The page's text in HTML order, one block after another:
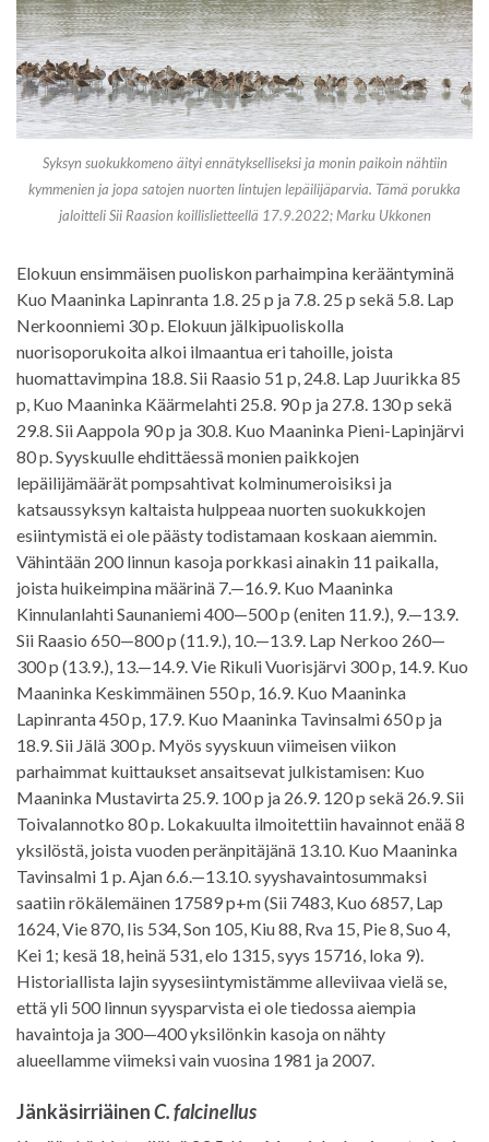
Syksyn suokukkomeno äityi ennätykselliseksi ja monin paikoin nähtiin
kymmenien ja jopa satojen nuorten lintujen lepäilijäparvia. Tämä porukka
jaloitteli Sii Raasion koillislietteellä 17.9.2022; Marku Ukkonen
Elokuun ensimmäisen puoliskon parhaimpina kerääntyminä
Kuo Maaninka Lapinranta 1.8. 25 p ja 7.8. 25 p sekä 5.8. Lap
Nerkoonniemi 30 p. Elokuun jälkipuoliskolla
nuorisoporukoita alkoi ilmaantua eri tahoille, joista
huomattavimpina 18.8. Sii Raasio 51 p, 24.8. Lap Juurikka 85
p, Kuo Maaninka Käärmelahti 25.8. 90 p ja 27.8. 130 p sekä
29.8. Sii Aappola 90 p ja 30.8. Kuo Maaninka Pieni-Lapinjärvi
80 p. Syyskuulle ehdittäessä monien paikkojen
lepäilijämäärät pompsahtivat kolminumeroisiksi ja
katsaussyksyn kaltaista hulppeaa nuorten suokukkojen
esiintymistä ei ole päästy todistamaan koskaan aiemmin.
Vähintään 200 linnun kasoja porkkasi ainakin 11 paikalla,
joista huikeimpina määrinä 7.—16.9. Kuo Maaninka
Kinnulanlahti Saunaniemi 400—500 p (eniten 11.9.), 9.—13.9.
Sii Raasio 650—800 p (11.9.), 10.—13.9. Lap Nerkoo 260—
300 p (13.9.), 13.—14.9. Vie Rikuli Vuorisjärvi 300 p, 14.9. Kuo
Maaninka Keskimmäinen 550 p, 16.9. Kuo Maaninka
Lapinranta 450 p, 17.9. Kuo Maaninka Tavinsalmi 650 p ja
18.9. Sii Jälä 300 p. Myös syyskuun viimeisen viikon
parhaimmat kuittaukset ansaitsevat julkistamisen: Kuo
Maaninka Mustavirta 25.9. 100 p ja 26.9. 120 p sekä 26.9. Sii
Toivalannotko 80 p. Lokakuulta ilmoitettiin havainnot enää 8
yksilöstä, joista vuoden peränpitäjänä 13.10. Kuo Maaninka
Tavinsalmi 1 p. Ajan 6.6.—13.10. syyshavaintosummaksi
saatiin rökälemäinen 17589 p+m (Sii 7483, Kuo 6857, Lap
1624, Vie 870, Iis 534, Son 105, Kiu 88, Rva 15, Pie 8, Suo 4,
Kei 1; kesä 18, heinä 531, elo 1315, syys 15716, loka 9).
Historiallista lajin syysesiintymistämme alleviivaa vielä se,
että yli 500 linnun syysparvista ei ole tiedossa aiempia
havaintoja ja 300—400 yksilönkin kasoja on nähty
alueellamme viimeksi vain vuosina 1981 ja 2007.
JänkäsirriäinenC. falcinellus